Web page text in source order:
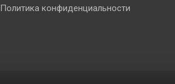
Политика конфиденциальности